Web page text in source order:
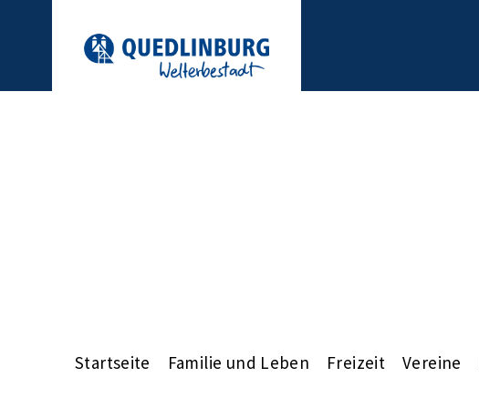
Startseite Familie und Leben Freizeit Vereine